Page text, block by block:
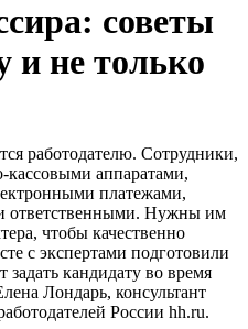
советы
и не только
работодателю. Сотрудники,
кассовыми аппаратами,
платежами,
ответственными. Нужны им
чтобы качественно
с экспертами подготовили
задать кандидату во время
Лондарь, консультант
России hh.ru.